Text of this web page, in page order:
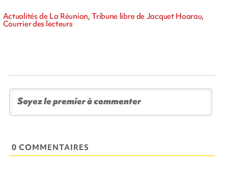
Actualités de La Réunion, Tribune libre de Jacquet Hoarau,
Courrier des lecteurs
0 COMMENTAIRES